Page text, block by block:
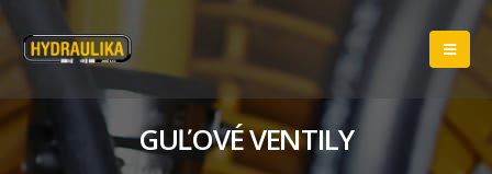
GUĽOVÉ VENTILY